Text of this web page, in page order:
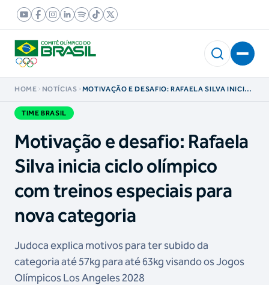
HOME NOTÍCIAS
MOTIVAÇÃO E DESAFIO: RAFAELA SILVA INICIA
TIME BRASIL
Motivação e desafio: Rafaela
Silva inicia ciclo olímpico
com treinos especiais para
nova categoria
Judoca explica motivos para ter subido da
categoria até 57kg para até 63kg visando os Jogos
Olímpicos Los Angeles 2028